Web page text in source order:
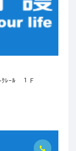
ｸﾚｰﾙ １Ｆ